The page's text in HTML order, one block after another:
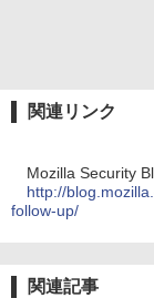
関連リンク
Mozilla Security
http://
follow-up/
関連記事